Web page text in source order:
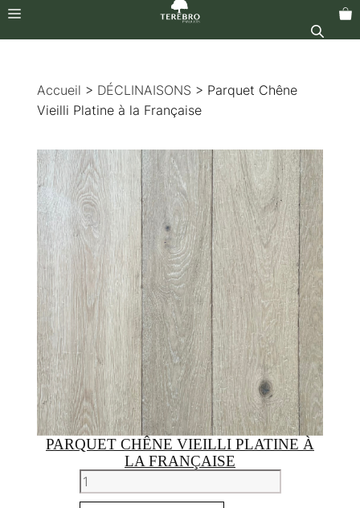
contenu
Menu
Accueil > DÉCLINAISONS > Parquet Chêne
Vieilli Platine à la Française
PARQUET CHÊNE VIEILLI PLATINE À
LA FRANÇAISE
quantité
de